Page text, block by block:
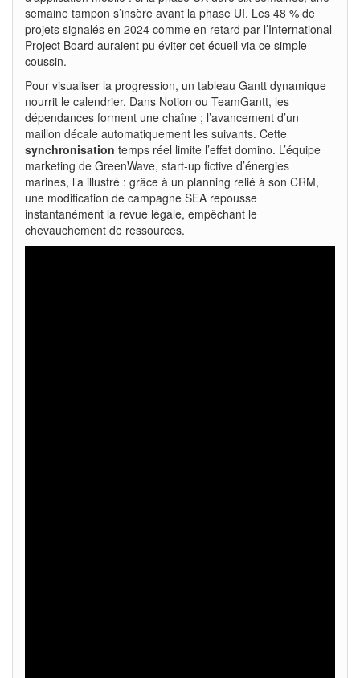
semaine tampon s’insère avant la phase UI. Les 48 % de
projets signalés en 2024 comme en retard par l’International
Project Board auraient pu éviter cet écueil via ce simple
coussin.
Pour visualiser la progression, un tableau Gantt dynamique
nourrit le calendrier. Dans Notion ou TeamGantt, les
dépendances forment une chaîne ; l’avancement d’un
maillon décale automatiquement les suivants. Cette
synchronisation temps réel limite l’effet domino. L’équipe
marketing de GreenWave, start-up fictive d’énergies
marines, l’a illustré : grâce à un planning relié à son CRM,
une modification de campagne SEA repousse
instantanément la revue légale, empêchant le
chevauchement de ressources.